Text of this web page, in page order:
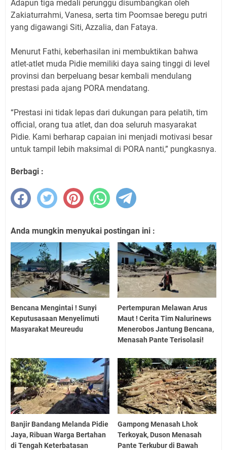
​Adapun tiga medali perunggu disumbangkan oleh
Zakiaturrahmi, Vanesa, serta tim Poomsae beregu putri
yang digawangi Siti, Azzalia, dan Fataya.
​Menurut Fathi, keberhasilan ini membuktikan bahwa
atlet-atlet muda Pidie memiliki daya saing tinggi di level
provinsi dan berpeluang besar kembali mendulang
prestasi pada ajang PORA mendatang.
​“Prestasi ini tidak lepas dari dukungan para pelatih, tim
official, orang tua atlet, dan doa seluruh masyarakat
Pidie. Kami berharap capaian ini menjadi motivasi besar
untuk tampil lebih maksimal di PORA nanti,” pungkasnya.
Berbagi :
Anda mungkin menyukai postingan ini :
Bencana Mengintai ! Sunyi
Keputusasaan Menyelimuti
Masyarakat Meureudu
Pertempuran Melawan Arus
Maut ! Cerita Tim Nalurinews
Menerobos Jantung Bencana,
Menasah Pante Terisolasi!
Banjir Bandang Melanda Pidie
Jaya, Ribuan Warga Bertahan
di Tengah Keterbatasan
Gampong Menasah Lhok
Terkoyak, Duson Menasah
Pante Terkubur di Bawah